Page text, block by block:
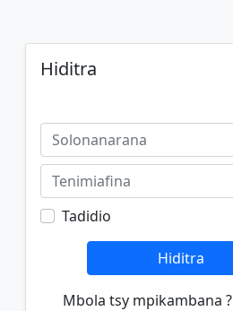
Hiditra
Tadidio
Hiditra
Mbola tsy mpikambana ?